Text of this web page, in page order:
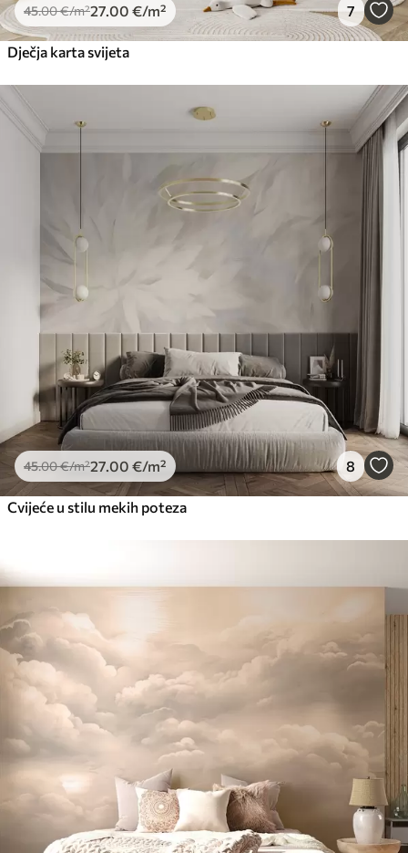
45.00€/m²27 .00 €/m² 7
Dječja karta svijeta
45.00€/m²27 .00 €/m² 8
Cvijeće u stilu mekih poteza